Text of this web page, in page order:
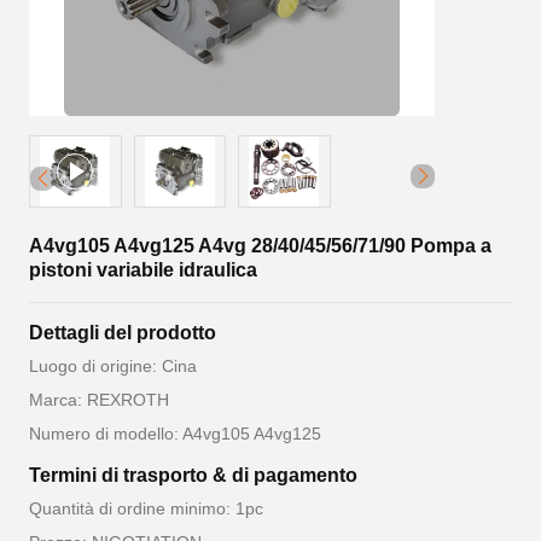
A4vg105 A4vg125 A4vg 28/40/45/56/71/90 Pompa a
pistoni variabile idraulica
Dettagli del prodotto
Luogo di origine: Cina
Marca: REXROTH
Numero di modello: A4vg105 A4vg125
Termini di trasporto & di pagamento
Quantità di ordine minimo: 1pc